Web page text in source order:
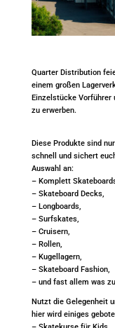
Quarter Distribution
einem großen
Einzelstücke
zu erwerben.
Diese Produkte sind
schnell und sichert
Auswahl an:
– Komplett
– Skateboard Decks,
– Longboards,
– Surfskates,
– Cruisern,
– Rollen,
– Kugellagern,
– Skateboard Fashion,
– und fast allem was
Nutzt die Gelegenheit
hier wird einiges